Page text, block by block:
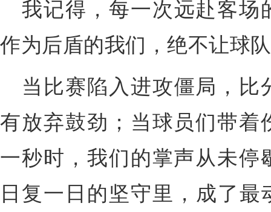
我记得，每一次远赴客场
作为后盾的我们，绝不让球
当比赛陷入进攻僵局，
有放弃鼓劲；当球员们带着
一秒时，我们的掌声从未停
日复一日的坚守里，成了